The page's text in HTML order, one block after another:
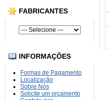
FABRICANTES
INFORMAÇÕES
Formas de Pagamento
Localização
Sobre Nós
Solicite um orçamento